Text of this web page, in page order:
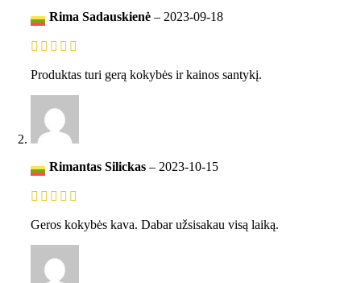
Rima Sadauskienė – 2023-09-18
Produktas turi gerą kokybės ir kainos santykį.
Rimantas Silickas – 2023-10-15
Geros kokybės kava. Dabar užsisakau visą laiką.